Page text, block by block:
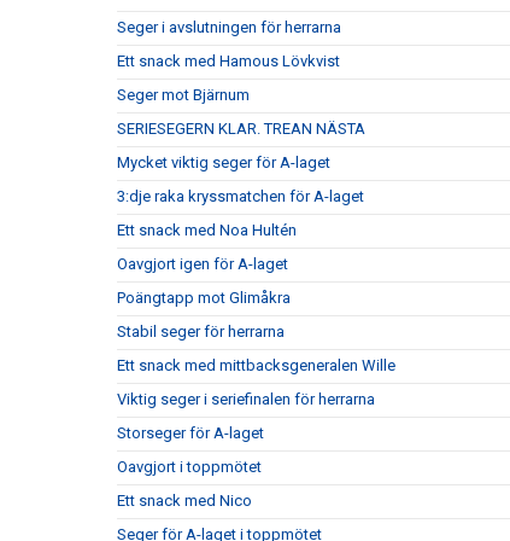
Seger i avslutningen för herrarna
Ett snack med Hamous Lövkvist
Seger mot Bjärnum
SERIESEGERN KLAR. TREAN NÄSTA
Mycket viktig seger för A-laget
3:dje raka kryssmatchen för A-laget
Ett snack med Noa Hultén
Oavgjort igen för A-laget
Poängtapp mot Glimåkra
Stabil seger för herrarna
Ett snack med mittbacksgeneralen Wille
Viktig seger i seriefinalen för herrarna
Storseger för A-laget
Oavgjort i toppmötet
Ett snack med Nico
Seger för A-laget i toppmötet